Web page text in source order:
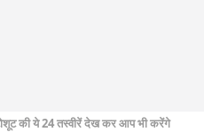
की ये 24 तस्वीरें देख कर आप भी करेंगे